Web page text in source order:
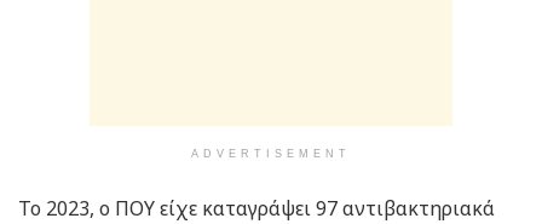
ADVERTISEMENT
Το 2023, ο ΠΟΥ είχε καταγράψει 97 αντιβακτηριακά